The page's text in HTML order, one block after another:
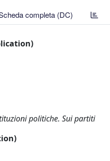
completa (DC)
politiche. Sui partiti